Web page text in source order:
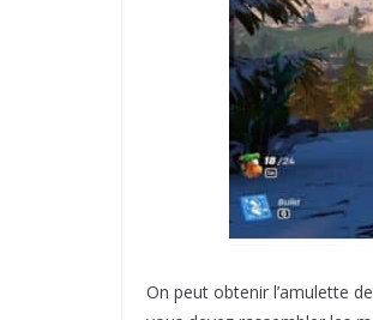
On peut obtenir l’amulette